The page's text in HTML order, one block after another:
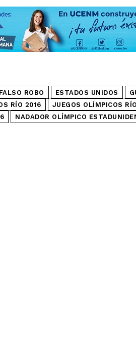
ROBO ESTADOS UNIDOS
RÍO 2016
JUEGOS OLÍMPICOS
NADADOR OLÍMPICO